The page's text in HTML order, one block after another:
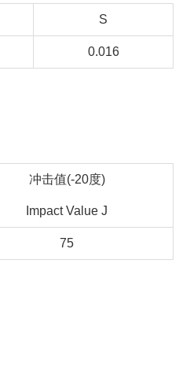
S
0.016
冲击值(-20度)
Impact Value J
75